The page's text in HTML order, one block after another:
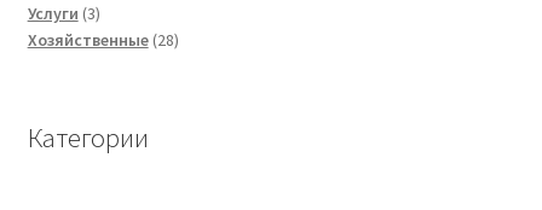
Услуги 33
товара
Хозяйственные 2828
Категории